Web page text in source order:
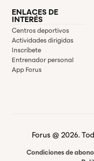
ENLACES DE
INTERÉS
Centros deportivos
Actividades dirigidas
Inscríbete
Entrenador personal
App Forus
Forus @ 2026.
Condiciones de abono